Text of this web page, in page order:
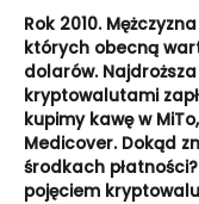
Rok 2010.
których obecną
dolarów.
kryptowalutami
kupimy kawę w
Medicover. Dokąd
środkach
pojęciem